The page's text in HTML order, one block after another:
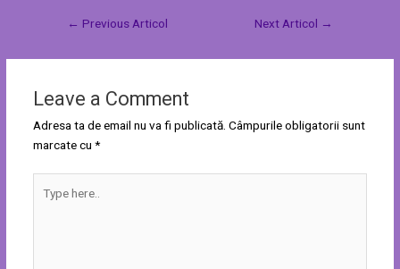
← Previous Articol Next Articol →
Leave a Comment
Adresa ta de email nu va fi publicată. Câmpurile obligatorii sunt
marcate cu *
here..